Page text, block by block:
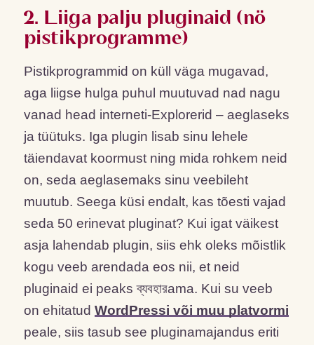
2. Liiga palju pluginaid (nö
pistikprogramme)
Pistikprogrammid on küll väga mugavad,
aga liigse hulga puhul muutuvad nad nagu
vanad head interneti-Explorerid – aeglaseks
ja tüütuks. Iga plugin lisab sinu lehele
täiendavat koormust ning mida rohkem neid
on, seda aeglasemaks sinu veebileht
muutub. Seega küsi endalt, kas tõesti vajad
seda 50 erinevat pluginat? Kui igat väikest
asja lahendab plugin, siis ehk oleks mõistlik
kogu veeb arendada eos nii, et neid
pluginaid ei peaks ব্যবহারama. Kui su veeb
on ehitatud WordPressi või muu platvormi
peale, siis tasub see pluginamajandus eriti